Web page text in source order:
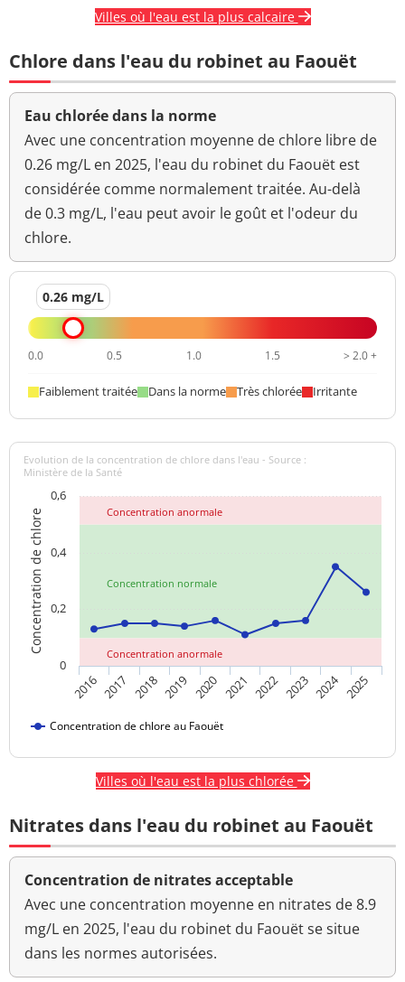
Titre hydrotimétrique 15 °f
Turbidité
0,17 NFU
Villes où l'eau est la plus calcaire
Chlore dans l'eau du robinet au Faouët
Eau chlorée dans la norme
Avec une concentration moyenne de chlore libre de
0.26 mg/L en 2025, l'eau du robinet du Faouët est
considérée comme normalement traitée. Au-delà
de 0.3 mg/L, l'eau peut avoir le goût et l'odeur du
chlore.
0.26 mg/L
0.0 0.5 1.0 1.5 > 2.0 +
Faiblement traitée Dans la norme Très chlorée Irritante
Concentration normale
Concentration anormale
Concentration anormale
Concentration de chlore
Evolution de la concentration de chlore dans l'eau - Source :
Ministère de la Santé
Concentration de chlore au Faouët
2016 2017 2018 2019 2020 2021 2022 2023 2024 2025
0
0,2
0,4
0,6
Villes où l'eau est la plus chlorée
Nitrates dans l'eau du robinet au Faouët
Concentration de nitrates acceptable
Avec une concentration moyenne en nitrates de 8.9
mg/L en 2025, l'eau du robinet du Faouët se situe
dans les normes autorisées.